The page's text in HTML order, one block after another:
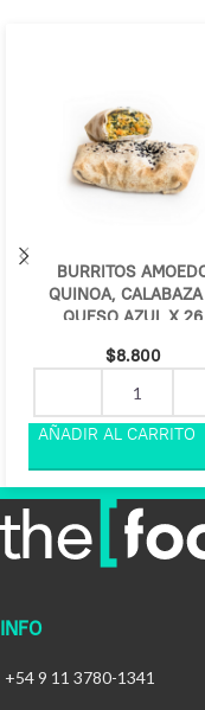
BURRITOS
QUINOA,
QUESO AZUL X 26
$8.800
INFO
+54 9 11 3780-1341